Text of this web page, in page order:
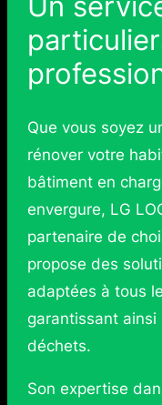
Que vous soyez
rénover votre
bâtiment en
envergure, LG
partenaire de
propose des
adaptées à tous
garantissant
déchets.
Son expertise